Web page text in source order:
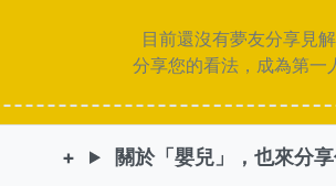
目前還沒有夢友分享見解
分享您的看法，成為第一
關於「嬰兒」，也來分享